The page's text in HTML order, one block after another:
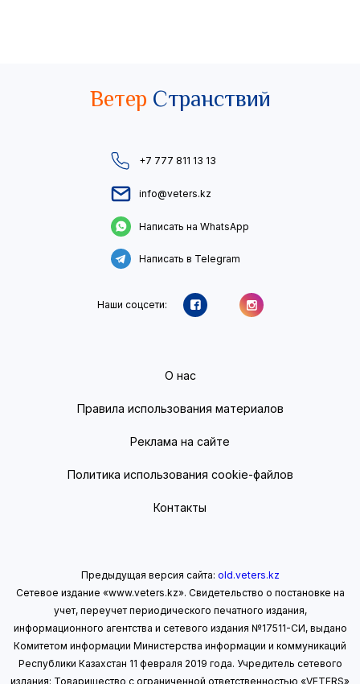
Ветер Странствий
+7 777 811 13 13
info@veters.kz
Написать на WhatsApp
Написать в Telegram
Наши соцсети:
О нас
Правила использования материалов
Реклама на сайте
Политика использования cookie-файлов
Контакты
Предыдущая версия сайта: old.veters.kz
Сетевое издание «www.veters.kz». Свидетельство о постановке на
учет, переучет периодического печатного издания,
информационного агентства и сетевого издания №17511-СИ, выдано
Комитетом информации Министерства информации и коммуникаций
Республики Казахстан 11 февраля 2019 года. Учредитель сетевого
издания: Товарищество с ограниченной ответственностью «VETERS»